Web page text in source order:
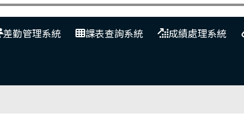
差勤管理系統 課表查詢系統 成績處理系統